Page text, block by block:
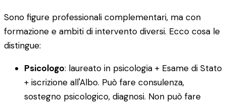
Sono figure professionali complementari, ma con
formazione e ambiti di intervento diversi. Ecco cosa le
distingue:
Psicologo: laureato in psicologia + Esame di Stato
+ iscrizione all'Albo. Può fare consulenza,
sostegno psicologico, diagnosi. Non può fare